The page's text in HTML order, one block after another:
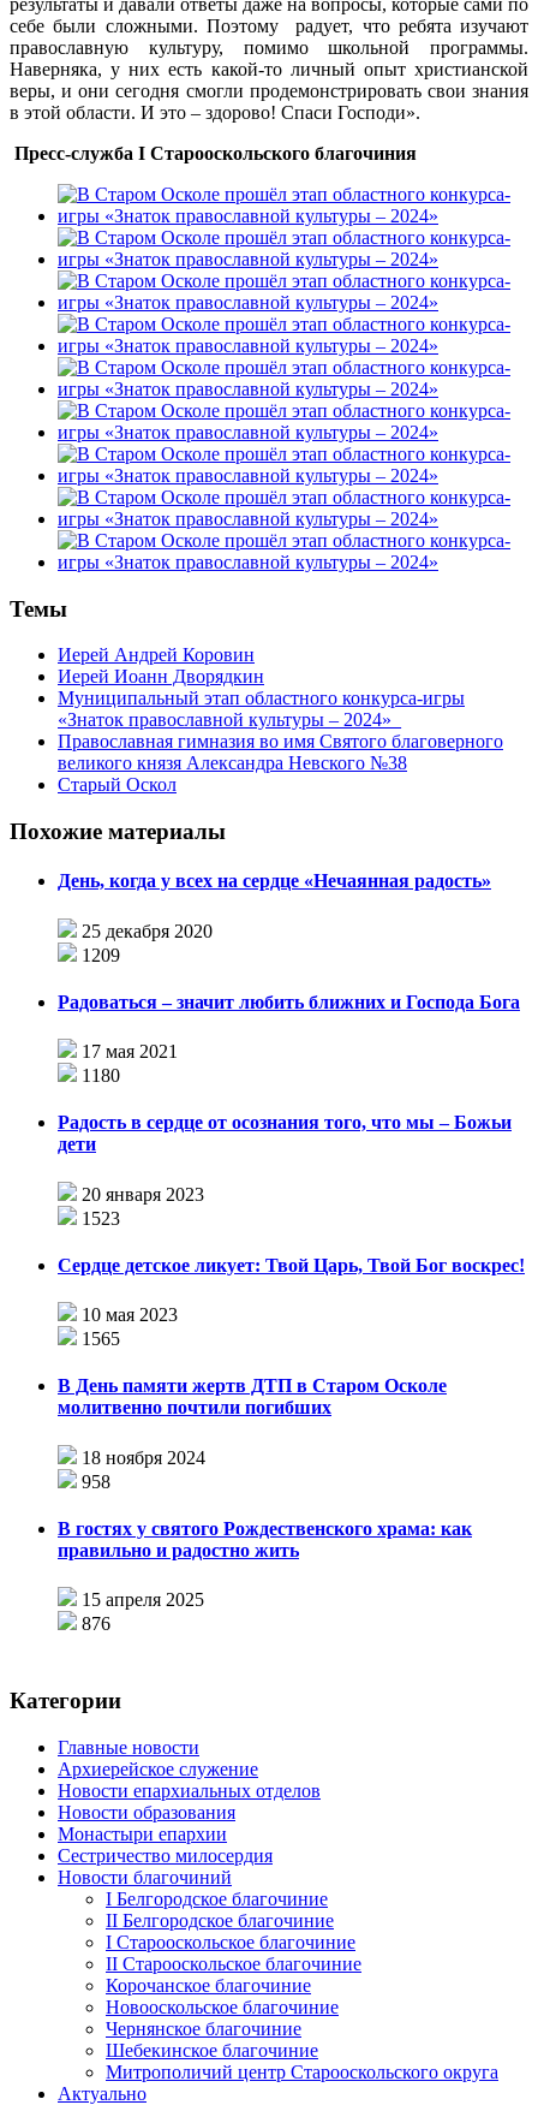
себе были сложными. Поэтому радует, что ребята изучают
православную культуру, помимо школьной программы.
Наверняка, у них есть какой-то личный опыт христианской
веры, и они сегодня смогли продемонстрировать свои знания
в этой области. И это – здорово! Спаси Господи».
Пресс-служба I Старооскольского благочиния
Темы
Иерей Андрей Коровин
Иерей Иоанн Дворядкин
Муниципальный этап областного конкурса-игры
«Знаток православной культуры – 2024»_
Православная гимназия во имя Святого благоверного
великого князя Александра Невского №38
Старый Оскол
Похожие материалы
День, когда у всех на сердце «Нечаянная радость»
25 декабря 2020
1209
Радоваться – значит любить ближних и Господа Бога
17 мая 2021
1180
Радость в сердце от осознания того, что мы – Божьи
дети
20 января 2023
1523
Сердце детское ликует: Твой Царь, Твой Бог воскрес!
10 мая 2023
1565
В День памяти жертв ДТП в Старом Осколе
молитвенно почтили погибших
18 ноября 2024
958
В гостях у святого Рождественского храма: как
правильно и радостно жить
15 апреля 2025
876
Категории
Главные новости
Архиерейское служение
Новости епархиальных отделов
Новости образования
Монастыри епархии
Сестричество милосердия
Новости благочиний
I Белгородское благочиние
II Белгородское благочиние
I Старооскольское благочиние
II Старооскольское благочиние
Корочанское благочиние
Новооскольское благочиние
Чернянское благочиние
Шебекинское благочиние
Митрополичий центр Старооскольского округа
Актуально